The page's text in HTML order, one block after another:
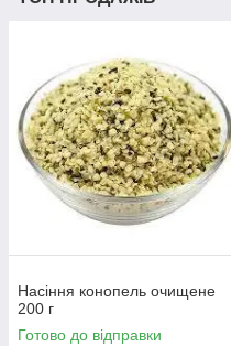
Насіння конопель очищене
200 г
Готово до відправки